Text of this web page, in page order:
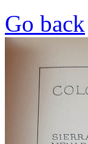
Go back